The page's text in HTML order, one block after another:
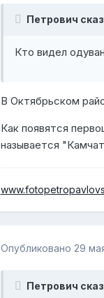
Петрович
Кто видел
В Октябрьском
Как появятся
называется
Опубликовано 29
Петрович